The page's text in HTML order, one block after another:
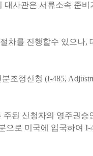
사관은 서류소속 준비
차를 진행할수 있으나
정신청 (I-485,
주된 신청자의 영주권
로 미국에 입국하여 I-